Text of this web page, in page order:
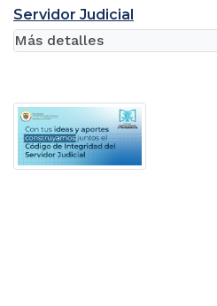
Servidor Judicial
Más detalles